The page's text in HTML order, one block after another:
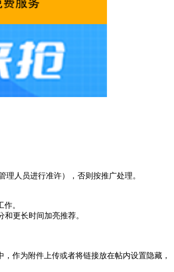
人员进行准许），否则按推广处理。
。
更长时间加亮推荐。
作为附件上传或者将链接放在帖内设置隐藏，